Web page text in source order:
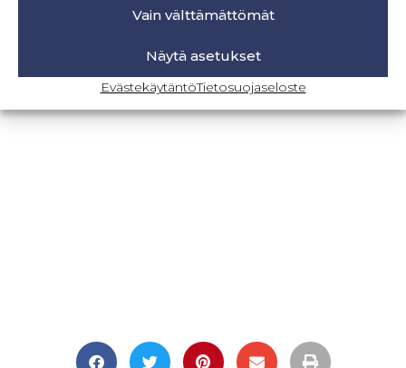
Vain välttämättömät
Näytä asetukset
EvästekäytäntöTietosuojaseloste
Retkeilyhousujen materiaalit ja tarvikkeet
BLOGI-SIVULLE